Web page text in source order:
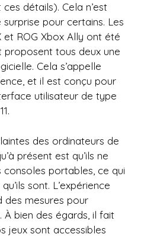
détails). Cela n’est
pour certains. Les
et ROG Xbox Ally ont été
proposent tous deux une
Cela s’appelle
et il est conçu pour
utilisateur de type
des ordinateurs de
présent est qu’ils ne
portables, ce qui
sont. L’expérience
des mesures pour
bien des égards, il fait
jeux sont accessibles